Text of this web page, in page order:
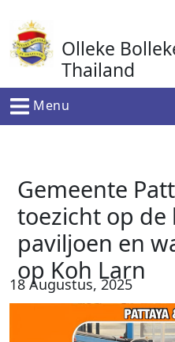
naar
de
inhoud
Olleke
Thailand
In Thailand
Menu
Gemeente
toezicht op de
paviljoen en
op Koh Larn
18 Augustus, 2025